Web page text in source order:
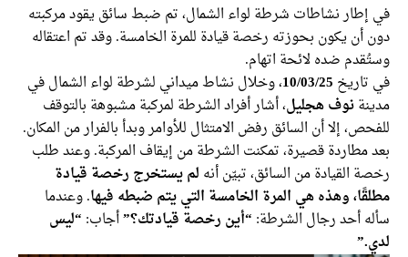
في إطار نشاطات شرطة لواء الشمال، تم ضبط سائق يقود مركبته
دون أن يكون بحوزته رخصة قيادة للمرة الخامسة. وقد تم اعتقاله
وستُقدم ضده لائحة اتهام.
في تاريخ 10/03/25، وخلال نشاط ميداني لشرطة لواء الشمال في
مدينةنوف هجليل، أشار أفراد الشرطة لمركبة مشبوهة بالتوقف
للفحص، إلا أن السائق رفض الامتثال للأوامر وبدأ بالفرار من المكان.
بعد مطاردة قصيرة، تمكنت الشرطة من إيقاف المركبة. وعند طلب
رخصة القيادة من السائق، تبيّن أنه لم يستخرج رخصة قيادة
مطلقًا، وهذه هي المرة الخامسة التي يتم ضبطه فيها. وعندما
سأله أحد رجال الشرطة: “أين رخصة قيادتك؟”أجاب: “ليس
لدي.”